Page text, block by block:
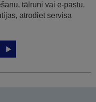
tālruni vai e-pastu.
atrodiet servisa